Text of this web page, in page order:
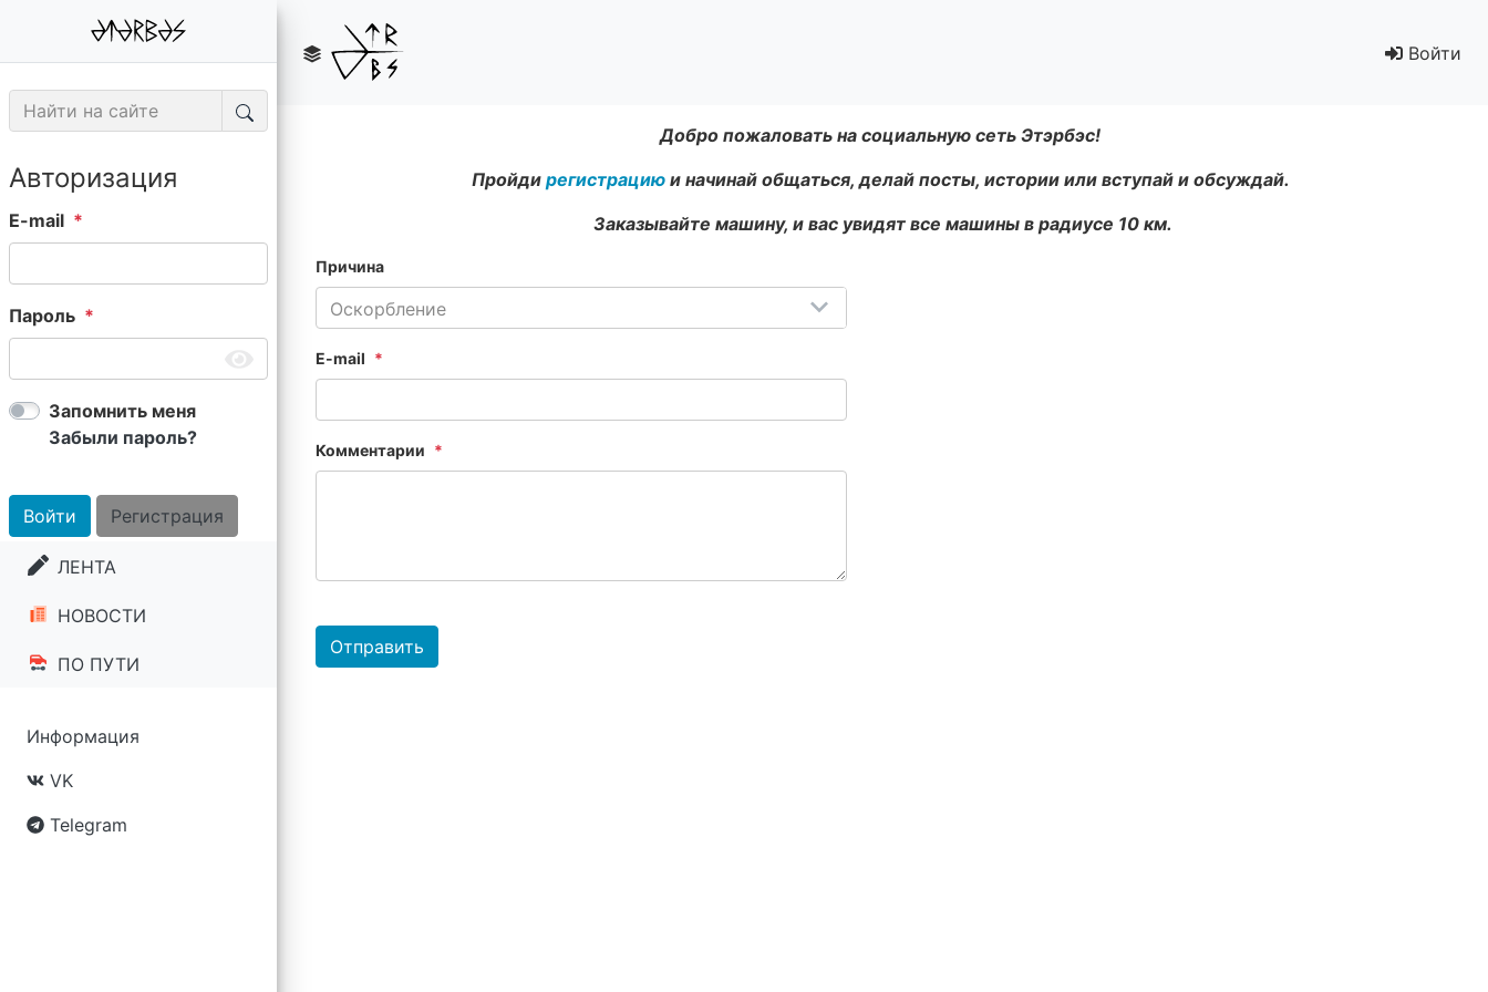
Войти
Авторизация
E-mail
Пароль
Запомнить меня
Забыли пароль?
Войти Регистрация
ЛЕНТА
НОВОСТИ
ПО ПУТИ
Информация
VK
Telegram
Добро пожаловать на социальную сеть Этэрбэс!
Пройди регистрацию и начинай общаться, делай посты, истории или вступай и обсуждай.
Заказывайте машину, и вас увидят все машины в радиусе 10 км.
Причина
Оскорбление
E-mail
Комментарии
Отправить